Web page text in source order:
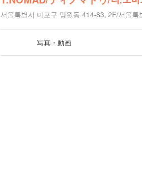
서울특별시 마포구 망원동 414-83, 2F/서울
写真・動画